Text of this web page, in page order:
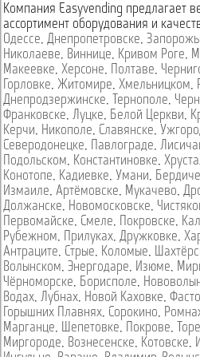
Компания Easyvending предлагает
ассортимент оборудования и
Одессе, Днепропетровске,
Николаеве, Виннице, Кривом Роге,
Макеевке, Херсоне, Полтаве,
Горловке, Житомире, Хмельницком,
Днепродзержинске, Тернополе,
Франковске, Луцке, Белой Церкви,
Керчи, Никополе, Славянске,
Северодонецке, Павлограде,
Подольском, Константиновке,
Конотопе, Кадиевке, Умани,
Измаиле, Артёмовске, Мукачево,
Должанске, Новомосковске,
Первомайске, Смеле, Покровске,
Рубежном, Прилуках, Дружковке,
Антраците, Стрые, Коломые,
Волынском, Энергодаре, Изюме,
Чёрноморске, Борисполе,
Водах, Лубнах, Новой Каховке,
Горышних Плавнях, Сорокино,
Марганце, Шепетовке, Покрове,
Миргороде, Вознесенске, Котовске,